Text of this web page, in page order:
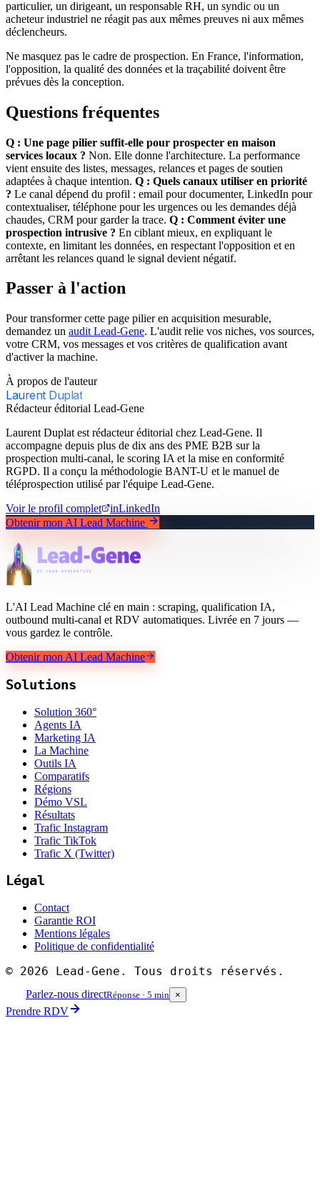
particulier, un dirigeant, un responsable RH, un syndic ou un
acheteur industriel ne réagit pas aux mêmes preuves ni aux mêmes
déclencheurs.
Ne masquez pas le cadre de prospection. En France, l'information,
l'opposition, la qualité des données et la traçabilité doivent être
prévues dès la conception.
Questions fréquentes
Q : Une page pilier suffit-elle pour prospecter en maison
services locaux ? Non. Elle donne l'architecture. La performance
vient ensuite des listes, messages, relances et pages de soutien
adaptées à chaque intention. Q : Quels canaux utiliser en priorité
? Le canal dépend du profil : email pour documenter, LinkedIn pour
contextualiser, téléphone pour les urgences ou les demandes déjà
chaudes, CRM pour garder la trace. Q : Comment éviter une
prospection intrusive ? En ciblant mieux, en expliquant le
contexte, en limitant les données, en respectant l'opposition et en
arrêtant les relances quand le signal devient négatif.
Passer à l'action
Pour transformer cette page pilier en acquisition mesurable,
demandez un audit Lead-Gene. L'audit relie vos niches, vos sources,
votre CRM, vos messages et vos critères de qualification avant
d'activer la machine.
À propos de l'auteur
Laurent Duplat
Rédacteur éditorial Lead-Gene
Laurent Duplat est rédacteur éditorial chez Lead-Gene. Il
accompagne depuis plus de dix ans des PME B2B sur la
prospection multi-canal, le scoring IA et la mise en conformité
RGPD. Il a conçu la méthodologie BANT-U et le manuel de
téléprospection utilisé par l'équipe Lead-Gene.
Voir le profil complet
inLinkedIn
Obtenir mon AI Lead Machine
L'AI Lead Machine clé en main : scraping, qualification IA,
outbound multi-canal et RDV automatiques. Livrée en 7 jours —
vous gardez le contrôle.
Obtenir mon AI Lead Machine
Solutions
Solution 360°
Agents IA
Marketing IA
La Machine
Outils IA
Comparatifs
Régions
Démo VSL
Résultats
Trafic Instagram
Trafic TikTok
Trafic X (Twitter)
Légal
Contact
Garantie ROI
Mentions légales
Politique de confidentialité
© 2026 Lead-Gene. Tous droits réservés.
Parlez-nous directRéponse · 5 min ×
Prendre RDV